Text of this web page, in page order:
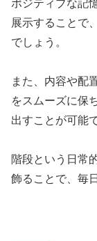
ポジティブな記
展示することで
でしょう。
また、内容や配
をスムーズに保
出すことが可能
階段という日常
飾ることで、毎